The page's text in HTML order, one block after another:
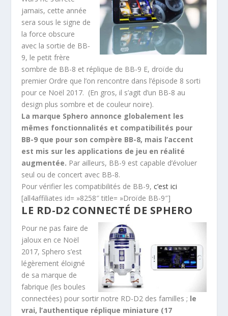
jamais, cette année
sera sous le signe de
la force obscure
avec la sortie de BB-
9, le petit frère
sombre de BB-8 et réplique de BB-9 E, droïde du
premier Ordre que l’on rencontre dans l’épisode 8 sorti
pour ce Noël 2017. (En gros, il s’agit d’un BB-8 au
design plus sombre et de couleur noire).
La marque Sphero annonce globalement les
mêmes fonctionnalités et compatibilités pour
BB-9 que pour son compère BB-8, mais l’accent
est mis sur les applications de jeu en réalité
augmentée. Par ailleurs, BB-9 est capable d’évoluer
seul ou de concert avec BB-8.
Pour vérifier les compatibilités de BB-9,c’est ici
[all4affiliates id= »8258″ title= »Droïde BB-9″]
LE RD-D2 CONNECTÉ DE SPHERO
Pour ne pas faire de
jaloux en ce Noël
2017, Sphero s’est
légèrement éloigné
de sa marque de
fabrique (les boules
connectées) pour sortir notre RD-D2 des familles ; le
vrai, l’authentique réplique miniature (17